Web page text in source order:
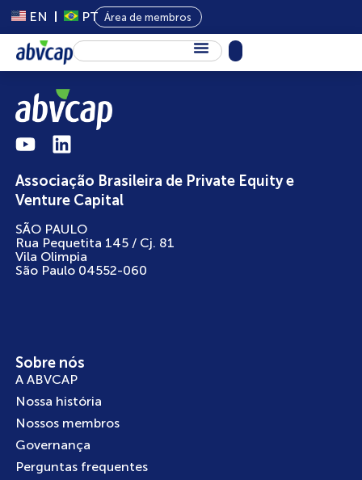
EN PT Área de membros
Sobre Nós
Capital Privado
Programas
Conteúdo
Eventos
Notícias
Associação Brasileira de Private Equity e
Venture Capital
SÃO PAULO
Rua Pequetita 145 / Cj. 81
Vila Olimpia
São Paulo 04552-060
Sobre nós
A ABVCAP
Nossa história
Nossos membros
Governança
Perguntas frequentes